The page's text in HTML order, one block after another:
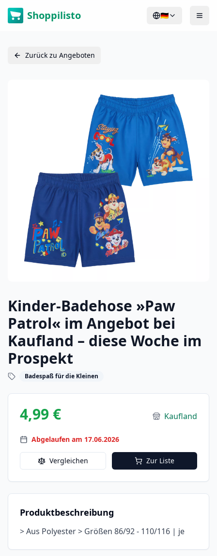
Shoppilisto 🇩🇪
Zurück zu Angeboten
Kinder-Badehose »Paw
Patrol« im Angebot bei
Kaufland – diese Woche im
Prospekt
Badespaß für die Kleinen
4,99 € Kaufland
Abgelaufen am 17.06.2026
Vergleichen Zur Liste
Produktbeschreibung
> Aus Polyester > Größen 86/92 - 110/116 | je